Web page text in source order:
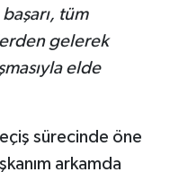
tüm
gelerek
elde
sürecinde öne
arkamda